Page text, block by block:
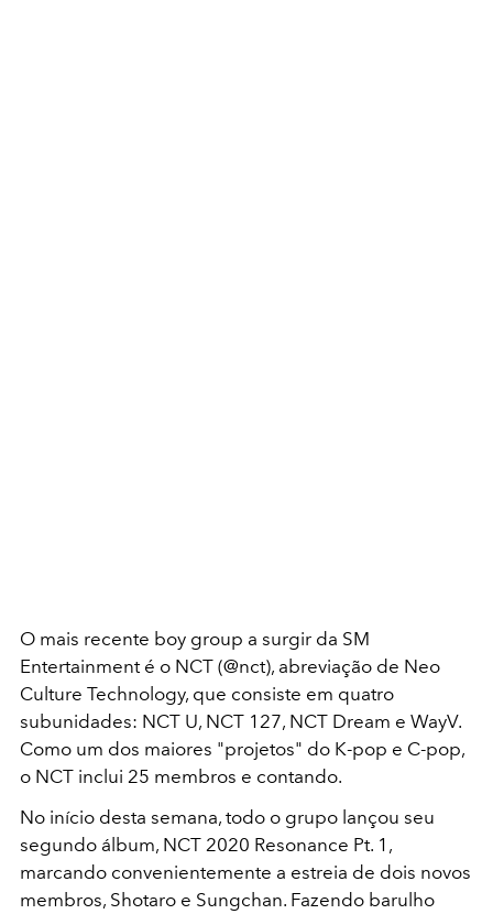
O mais recente boy group a surgir da SM
Entertainment é o NCT (@nct), abreviação de Neo
Culture Technology, que consiste em quatro
subunidades: NCT U, NCT 127, NCT Dream e WayV.
Como um dos maiores "projetos" do K-pop e C-pop,
o NCT inclui 25 membros e contando.
No início desta semana, todo o grupo lançou seu
segundo álbum, NCT 2020 Resonance Pt. 1,
marcando convenientemente a estreia de dois novos
membros, Shotaro e Sungchan. Fazendo barulho